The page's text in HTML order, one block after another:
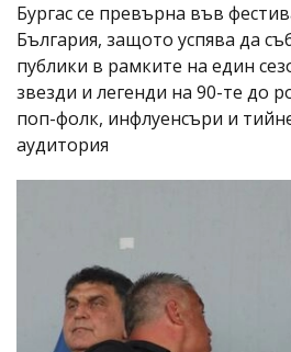
Бургас се превърна във
България, защото успява да
публики в рамките на един
звезди и легенди на 90-те до
поп-фолк, инфлуенсъри и
аудитория